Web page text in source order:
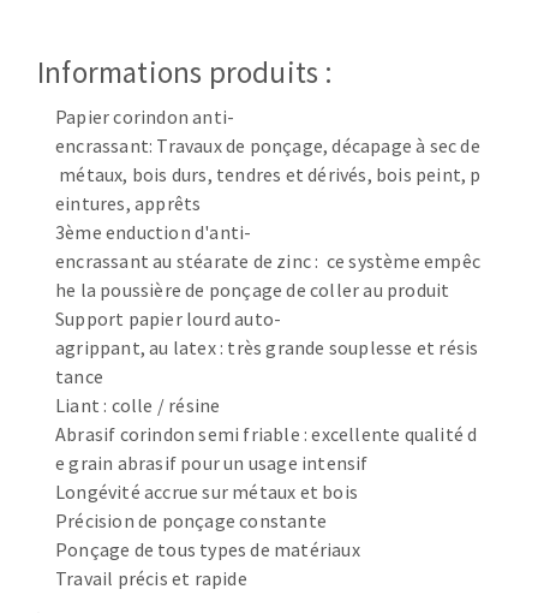
Meules sur tige
Brosses
Meules de tourets
Feutres à polir
Bandes sans fin
Rouleaux d'atelier
NETTOYAGE
Aspirateurs
MACHINES POUR LE TRAVAIL DU MÉTAL
Tronçonneuses
Perceuses
Affuteurs de forets
Tourets
Ponceuses
Tours à métaux
OUTILS COUPANTS
Fraises scies
Rubans
Informations produits :
Papier corindon anti-
encrassant: Travaux de ponçage, décapage à sec de
métaux, bois durs, tendres et dérivés, bois peint, p
eintures, apprêts
3ème enduction d'anti-
encrassant au stéarate de zinc : ce système empêc
he la poussière de ponçage de coller au produit
Support papier lourd auto-
agrippant, au latex : très grande souplesse et résis
tance
Liant : colle / résine
Abrasif corindon semi friable : excellente qualité d
e grain abrasif pour un usage intensif
Longévité accrue sur métaux et bois
Précision de ponçage constante
Ponçage de tous types de matériaux
Travail précis et rapide